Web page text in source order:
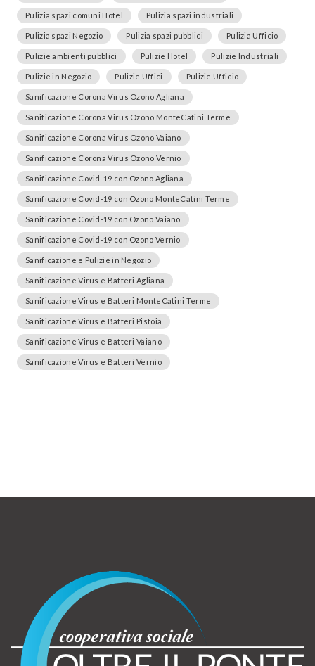
Pulizia spazi comuni Hotel Pulizia spazi industriali
Pulizia spazi Negozio Pulizia spazi pubblici Pulizia Ufficio
Pulizie ambienti pubblici Pulizie Hotel Pulizie Industriali
Pulizie in Negozio Pulizie Uffici Pulizie Ufficio
Sanificazione Corona Virus Ozono Agliana
Sanificazione Corona Virus Ozono MonteCatini Terme
Sanificazione Corona Virus Ozono Vaiano
Sanificazione Corona Virus Ozono Vernio
Sanificazione Covid-19 con Ozono Agliana
Sanificazione Covid-19 con Ozono MonteCatini Terme
Sanificazione Covid-19 con Ozono Vaiano
Sanificazione Covid-19 con Ozono Vernio
Sanificazione e Pulizie in Negozio
Sanificazione Virus e Batteri Agliana
Sanificazione Virus e Batteri MonteCatini Terme
Sanificazione Virus e Batteri Pistoia
Sanificazione Virus e Batteri Vaiano
Sanificazione Virus e Batteri Vernio